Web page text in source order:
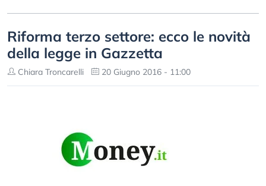
Riforma terzo settore: ecco le novità
della legge in Gazzetta
Chiara Troncarelli 20 Giugno 2016 - 11:00